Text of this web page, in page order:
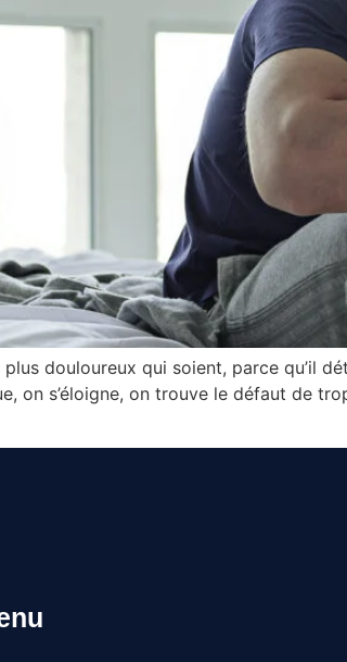
douloureux qui soient, parce qu’il
on s’éloigne, on trouve le défaut de